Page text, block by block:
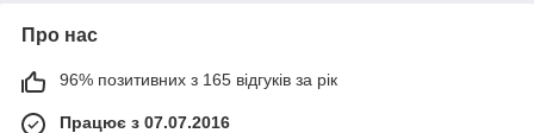
Про нас
96% позитивних з 165 відгуків за рік
Працює з 07.07.2016